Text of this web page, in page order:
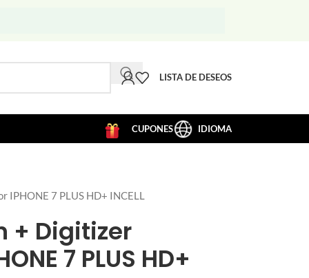
LISTA DE DESEOS
CUPONES IDIOMA
IPHONE 7 PLUS HD+ INCELL
+ Digitizer
7 PLUS HD+